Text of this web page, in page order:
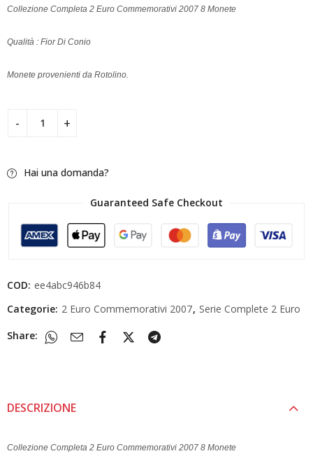
Collezione Completa 2 Euro Commemorativi 2007 8 Monete
Qualità : Fior Di Conio
Monete provenienti da Rotolino.
Hai una domanda?
Guaranteed Safe Checkout
COD: ee4abc946b84
Categorie: 2 Euro Commemorativi 2007, Serie Complete 2 Euro
Share:
DESCRIZIONE
Collezione Completa 2 Euro Commemorativi 2007 8 Monete